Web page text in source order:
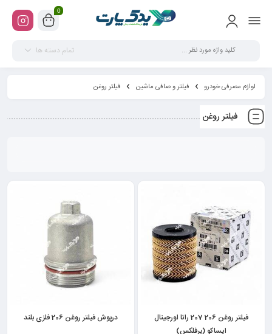
0
تمام دسته ها
لوازم مصرفی خودرو فیلتر و صافی ماشین فیلتر روغن
فیلتر روغن
فیلتر روغن 206 207 رانا اورجینال
ایساکو (پرفلکس)
درپوش فیلتر روغن 206 فلزی بلند